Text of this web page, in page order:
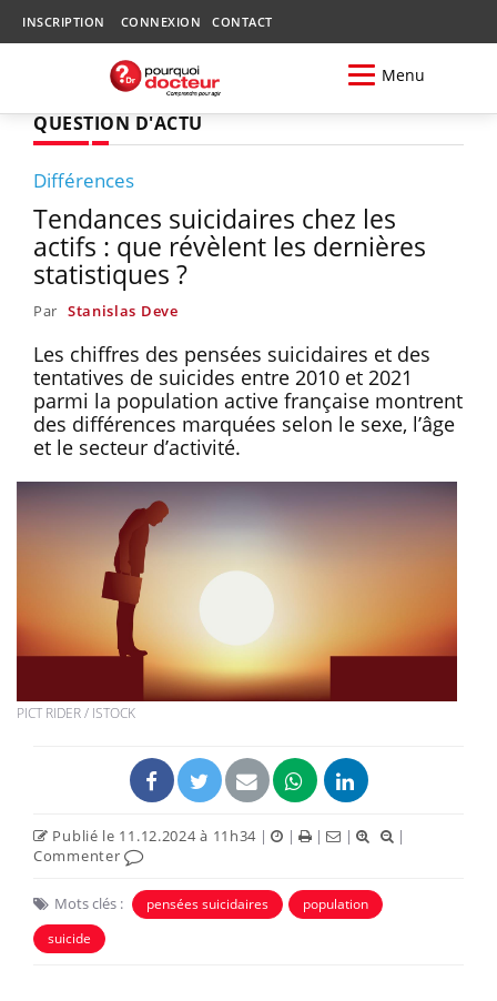
INSCRIPTION CONNEXION CONTACT
Menu
QUESTION D'ACTU
Différences
Tendances suicidaires chez les
actifs : que révèlent les dernières
statistiques ?
Par Stanislas Deve
Les chiffres des pensées suicidaires et des
tentatives de suicides entre 2010 et 2021
parmi la population active française montrent
des différences marquées selon le sexe, l’âge
et le secteur d’activité.
PICT RIDER / ISTOCK
Publié le 11.12.2024 à 11h34 | | | |
|
Commenter
Mots clés : pensées suicidaires
population
suicide